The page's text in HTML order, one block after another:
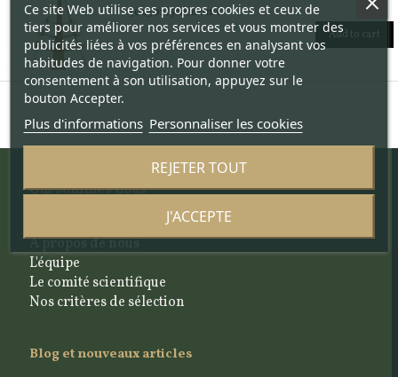
50x30x15cm monté
Add to cart
Qui sommes nous
À propos de nous
L'équipe
Le comité scientifique
Nos critères de sélection
Blog et nouveaux articles
Ce site Web utilise ses propres cookies et ceux de
tiers pour améliorer nos services et vous montrer des
publicités liées à vos préférences en analysant vos
habitudes de navigation. Pour donner votre
consentement à son utilisation, appuyez sur le
bouton Accepter.
Plus d'informations Personnaliser les cookies
REJETER TOUT
J'ACCEPTE